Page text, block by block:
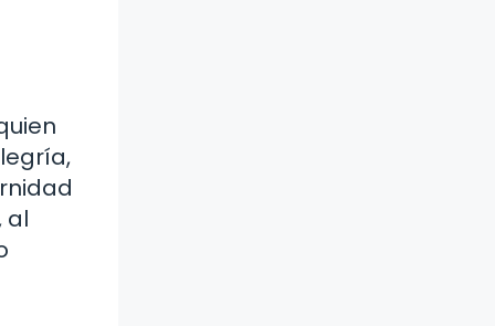
al